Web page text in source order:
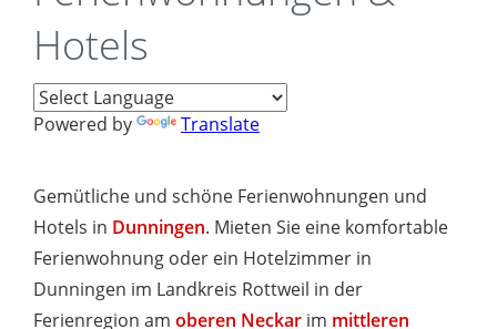
Hotels
Powered by Translate
Gemütliche und schöne Ferienwohnungen und
Hotels in Dunningen. Mieten Sie eine komfortable
Ferienwohnung oder ein Hotelzimmer in
Dunningen im Landkreis Rottweil in der
Ferienregion am oberen Neckar im mittleren